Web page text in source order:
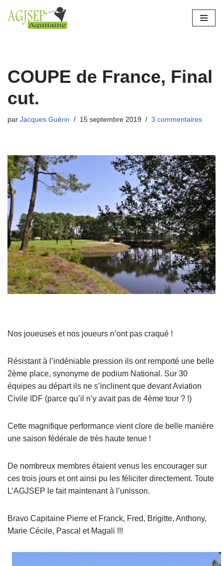
Aller
COUPE de France, Final
cut.
par Jacques Guérin 15 septembre 2019 3 commentaires
Nos joueuses et nos joueurs n’ont pas craqué !
Résistant à l’indéniable pression ils ont remporté une belle
2ème place, synonyme de podium National. Sur 30
équipes au départ ils ne s’inclinent que devant Aviation
Civile IDF (parce qu’il n’y avait pas de 4ème tour ? !)
Cette magnifique performance vient clore de belle manière
une saison fédérale de très haute tenue !
De nombreux membres étaient venus les encourager sur
ces trois jours et ont ainsi pu les féliciter directement. Toute
L’AGJSEP le fait maintenant à l’unisson.
Bravo Capitaine Pierre et Franck, Fred, Brigitte, Anthony,
Marie Cécile, Pascal et Magali !!!